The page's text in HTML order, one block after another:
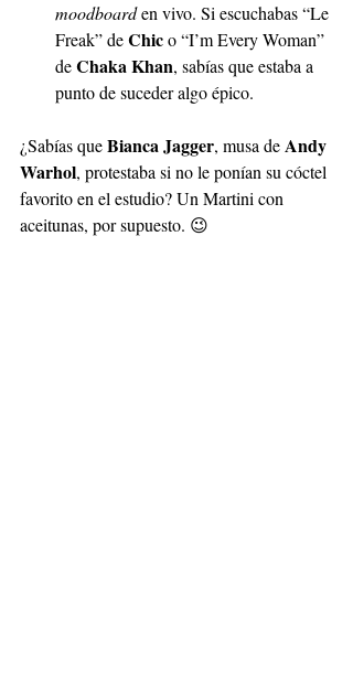
moodboard en vivo. Si escuchabas “Le
Freak” de Chic o “I’m Every Woman”
de Chaka Khan, sabías que estaba a
punto de suceder algo épico.
¿Sabías que Bianca Jagger, musa de Andy
Warhol, protestaba si no le ponían su cóctel
favorito en el estudio? Un Martini con
aceitunas, por supuesto. 😉